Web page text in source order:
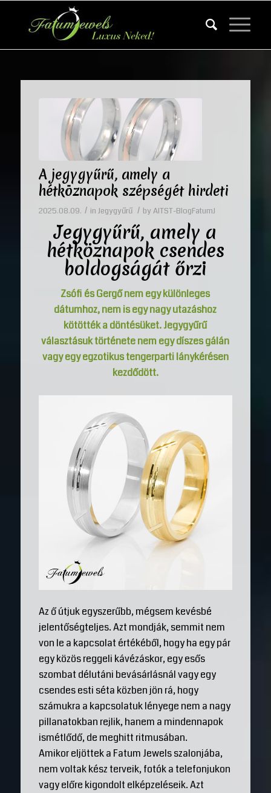
A jegygyűrű, amely a
hétköznapok szépségét hirdeti
2025.08.09. / in Jegygyűrű / by AITST-BlogFatumJ
Jegygyűrű, amely a
hétköznapok csendes
boldogságát őrzi
Zsófi és Gergő nem egy különleges
dátumhoz, nem is egy nagy utazáshoz
kötötték a döntésüket. Jegygyűrű
választásuk története nem egy díszes gálán
vagy egy egzotikus tengerparti lánykérésen
kezdődött.
Az ő útjuk egyszerűbb, mégsem kevésbé
jelentőségteljes. Azt mondják, semmit nem
von le a kapcsolat értékéből, hogy ha egy pár
egy közös reggeli kávézáskor, egy esős
szombat délutáni bevásárlásnál vagy egy
csendes esti séta közben jön rá, hogy
számukra a kapcsolatuk lényege nem a nagy
pillanatokban rejlik, hanem a mindennapok
ismétlődő, de meghitt ritmusában.
Amikor eljöttek a Fatum Jewels szalonjába,
nem voltak kész terveik, fotók a telefonjukon
vagy előre kigondolt elképzeléseik. Azt